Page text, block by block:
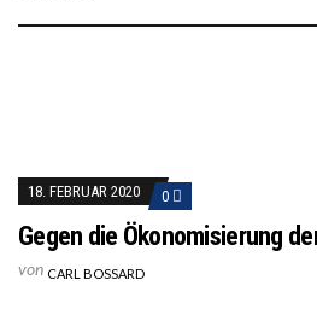
18. FEBRUAR 2020 0
Gegen die Ökonomisierung
von CARL BOSSARD